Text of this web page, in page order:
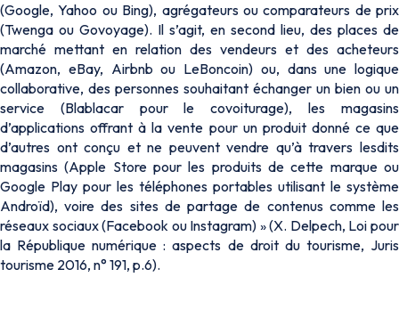
(Google, Yahoo ou Bing), agrégateurs ou comparateurs de prix
(Twenga ou Govoyage). Il s’agit, en second lieu, des places de
marché mettant en relation des vendeurs et des acheteurs
(Amazon, eBay, Airbnb ou LeBoncoin) ou, dans une logique
collaborative, des personnes souhaitant échanger un bien ou un
service (Blablacar pour le covoiturage), les magasins
d’applications offrant à la vente pour un produit donné ce que
d’autres ont conçu et ne peuvent vendre qu’à travers lesdits
magasins (Apple Store pour les produits de cette marque ou
Google Play pour les téléphones portables utilisant le système
Androïd), voire des sites de partage de contenus comme les
réseaux sociaux (Facebook ou Instagram) » (X. Delpech, Loi pour
la République numérique : aspects de droit du tourisme, Juris
tourisme 2016, n° 191, p.6).